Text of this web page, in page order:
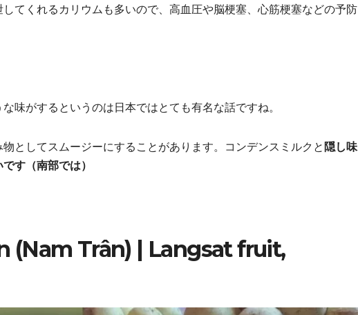
てくれるカリウムも多いので、高血圧や脳梗塞、心筋梗塞などの予防
味がするというのは日本ではとても有名な話ですね。
としてスムージーにすることがあります。コンデンスミルクと 隠し味
す（南部では）
(Nam Trân) | Langsat fruit,